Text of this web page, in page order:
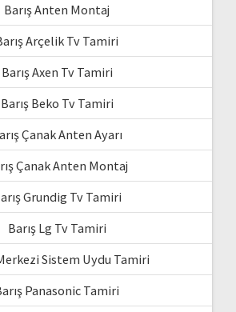
Barış Anten Montaj
Arçelik Tv Tamiri
Barış Axen Tv Tamiri
Barış Beko Tv Tamiri
Çanak Anten Ayarı
Çanak Anten Montaj
Grundig Tv Tamiri
Barış Lg Tv Tamiri
Sistem Uydu Tamiri
Panasonic Tamiri